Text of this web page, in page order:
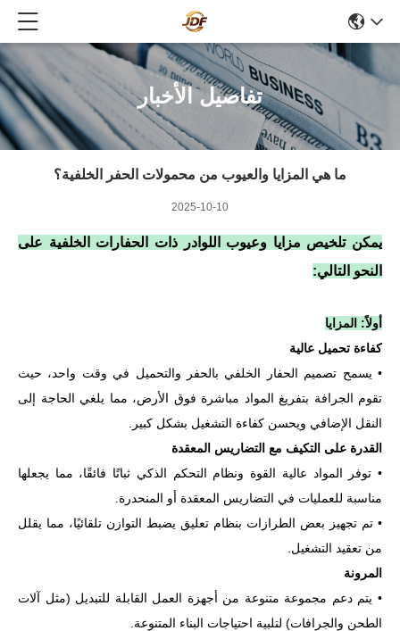
تفاصيل الأخبار
ما هي المزايا والعيوب من محمولات الحفر الخلفية؟
2025-10-10
يمكن تلخيص مزايا وعيوب اللوادر ذات الحفارات الخلفية على
النحو التالي:
أولاً: المزايا
كفاءة تحميل عالية
• يسمح تصميم الحفار الخلفي بالحفر والتحميل في وقت واحد، حيث
تقوم الجرافة بتفريغ المواد مباشرة فوق الأرض، مما يلغي الحاجة إلى
النقل الإضافي ويحسن كفاءة التشغيل بشكل كبير.
القدرة على التكيف مع التضاريس المعقدة
• توفر المواد عالية القوة ونظام التحكم الذكي ثباتًا فائقًا، مما يجعلها
مناسبة للعمليات في التضاريس المعقدة أو المنحدرة.
• تم تجهيز بعض الطرازات بنظام تعليق يضبط التوازن تلقائيًا، مما يقلل
من تعقيد التشغيل.
المرونة
• يتم دعم مجموعة متنوعة من أجهزة العمل القابلة للتبديل (مثل آلات
الطحن والجرافات) لتلبية احتياجات البناء المتنوعة.